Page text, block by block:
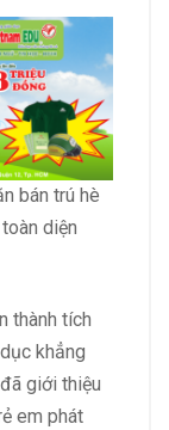
bán trú hè
diện
thành tích
khẳng
đã giới thiệu
em phát